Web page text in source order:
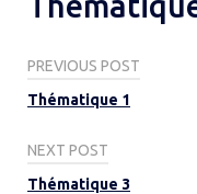
Post
navigation
PREVIOUS POST
Thématique 1
NEXT POST
Thématique 3